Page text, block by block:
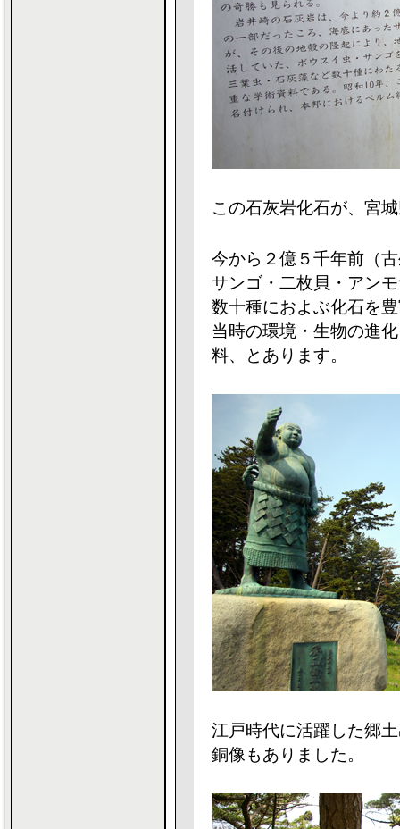
この石灰岩化石が、宮
今から２億５千年前（
サンゴ・二枚貝・アン
数十種におよぶ化石を
当時の環境・生物の進
料、とあります。
江戸時代に活躍した郷
銅像もありました。